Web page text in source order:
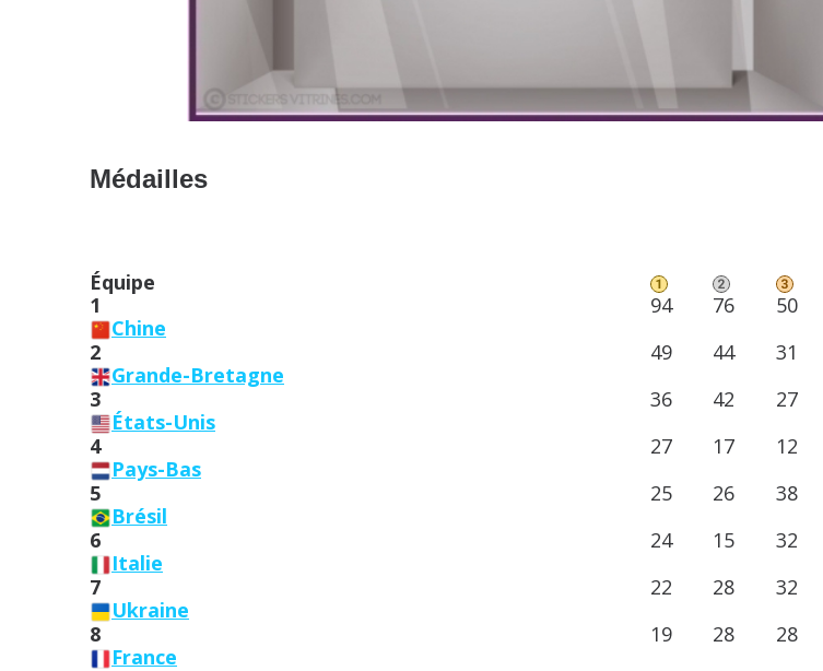
Médailles
Équipe
1
Chine
94 76 50
2
Grande-Bretagne
49 44 31
3
États-Unis
36 42 27
4
Pays-Bas
27 17 12
5
Brésil
25 26 38
6
Italie
24 15 32
7
Ukraine
22 28 32
8
France
19 28 28